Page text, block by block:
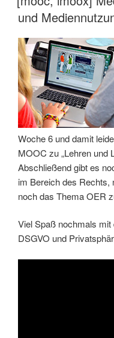
und
Woche 6 und damit
MOOC zu „Lehren und
Abschließend gibt es
im Bereich des Rechts,
noch das Thema OER
Viel Spaß nochmals
DSGVO und